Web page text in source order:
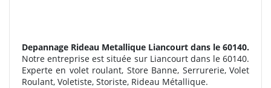
Depannage Rideau Metallique Liancourt dans le 60140.
Notre entreprise est située sur Liancourt dans le 60140.
Experte en volet roulant, Store Banne, Serrurerie, Volet
Roulant, Voletiste, Storiste, Rideau Métallique.